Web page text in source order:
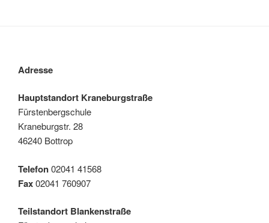
Adresse
Hauptstandort Kraneburgstraße
Fürstenbergschule
Kraneburgstr. 28
46240 Bottrop
Telefon02041 41568
Fax02041 760907
Teilstandort Blankenstraße